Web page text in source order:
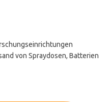
von Spraydosen, Batterien